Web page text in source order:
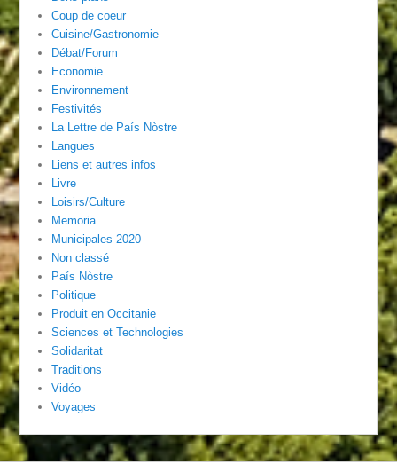
Coup de coeur
Cuisine/Gastronomie
Débat/Forum
Economie
Environnement
Festivités
La Lettre de País Nòstre
Langues
Liens et autres infos
Livre
Loisirs/Culture
Memoria
Municipales 2020
Non classé
País Nòstre
Politique
Produit en Occitanie
Sciences et Technologies
Solidaritat
Traditions
Vidéo
Voyages